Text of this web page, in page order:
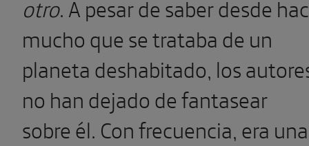
otro. A pesar de saber desde
mucho que se trataba de un
planeta deshabitado, los
no han dejado de fantasear
sobre él. Con frecuencia, era una